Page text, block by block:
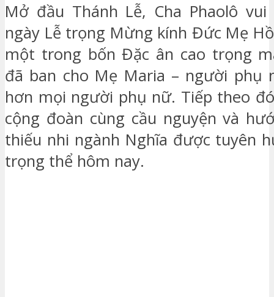
Mở đầu Thánh Lễ, Cha Phaolô
ngày Lễ trọng Mừng kính Đức Mẹ
một trong bốn Đặc ân cao trọng
đã ban cho Mẹ Maria – người phụ
hơn mọi người phụ nữ. Tiếp theo
cộng đoàn cùng cầu nguyện và
thiếu nhi ngành Nghĩa được tuyên
trọng thể hôm nay.